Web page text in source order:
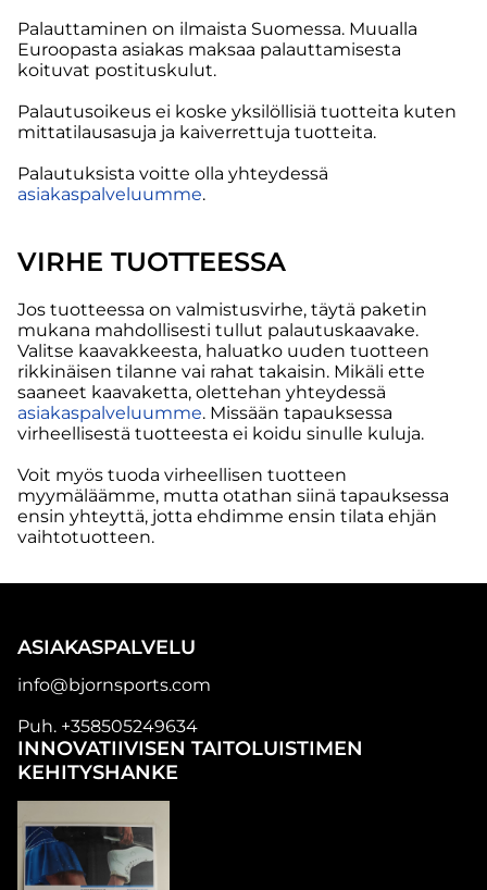
Palauttaminen on ilmaista Suomessa. Muualla
Euroopasta asiakas maksaa palauttamisesta
koituvat postituskulut.
Palautusoikeus ei koske yksilöllisiä tuotteita kuten
mittatilausasuja ja kaiverrettuja tuotteita.
Palautuksista voitte olla yhteydessä
asiakaspalveluumme.
VIRHE TUOTTEESSA
Jos tuotteessa on valmistusvirhe, täytä paketin
mukana mahdollisesti tullut palautuskaavake.
Valitse kaavakkeesta, haluatko uuden tuotteen
rikkinäisen tilanne vai rahat takaisin. Mikäli ette
saaneet kaavaketta, olettehan yhteydessä
asiakaspalveluumme. Missään tapauksessa
virheellisestä tuotteesta ei koidu sinulle kuluja.
Voit myös tuoda virheellisen tuotteen
myymäläämme, mutta otathan siinä tapauksessa
ensin yhteyttä, jotta ehdimme ensin tilata ehjän
vaihtotuotteen.
ASIAKASPALVELU
info@bjornsports.com
Puh. +358505249634
INNOVATIIVISEN TAITOLUISTIMEN
KEHITYSHANKE